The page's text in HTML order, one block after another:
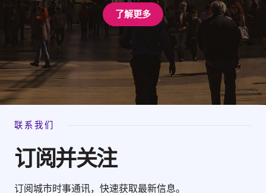
了解更多
联系我们
订阅并关注
订阅城市时事通讯，快速获取最新信息。